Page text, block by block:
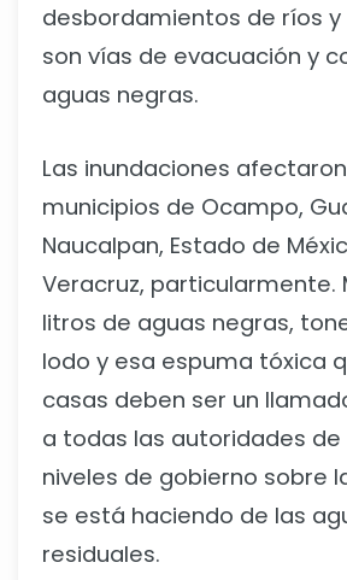
desbordamientos de ríos y
son vías de evacuación y
aguas negras.
Las inundaciones
municipios de Ocampo,
Naucalpan, Estado de
Veracruz, particularmente.
litros de aguas negras,
lodo y esa espuma tóxica
casas deben ser un
a todas las autoridades
niveles de gobierno sobre
se está haciendo de las
residuales.